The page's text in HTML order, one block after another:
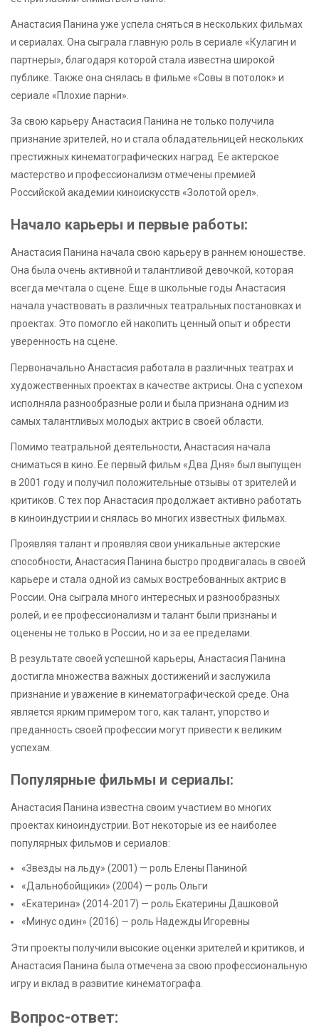
Анастасия Панина уже успела сняться в нескольких фильмах
и сериалах. Она сыграла главную роль в сериале «Кулагин и
партнеры», благодаря которой стала известна широкой
публике. Также она снялась в фильме «Совы в потолок» и
сериале «Плохие парни».
За свою карьеру Анастасия Панина не только получила
признание зрителей, но и стала обладательницей нескольких
престижных кинематографических наград. Ее актерское
мастерство и профессионализм отмечены премией
Российской академии киноискусств «Золотой орел».
Начало карьеры и первые работы:
Анастасия Панина начала свою карьеру в раннем юношестве.
Она была очень активной и талантливой девочкой, которая
всегда мечтала о сцене. Еще в школьные годы Анастасия
начала участвовать в различных театральных постановках и
проектах. Это помогло ей накопить ценный опыт и обрести
уверенность на сцене.
Первоначально Анастасия работала в различных театрах и
художественных проектах в качестве актрисы. Она с успехом
исполняла разнообразные роли и была признана одним из
самых талантливых молодых актрис в своей области.
Помимо театральной деятельности, Анастасия начала
сниматься в кино. Ее первый фильм «Два Дня» был выпущен
в 2001 году и получил положительные отзывы от зрителей и
критиков. С тех пор Анастасия продолжает активно работать
в киноиндустрии и снялась во многих известных фильмах.
Проявляя талант и проявляя свои уникальные актерские
способности, Анастасия Панина быстро продвигалась в своей
карьере и стала одной из самых востребованных актрис в
России. Она сыграла много интересных и разнообразных
ролей, и ее профессионализм и талант были признаны и
оценены не только в России, но и за ее пределами.
В результате своей успешной карьеры, Анастасия Панина
достигла множества важных достижений и заслужила
признание и уважение в кинематографической среде. Она
является ярким примером того, как талант, упорство и
преданность своей профессии могут привести к великим
успехам.
Популярные фильмы и сериалы:
Анастасия Панина известна своим участием во многих
проектах киноиндустрии. Вот некоторые из ее наиболее
популярных фильмов и сериалов:
«Звезды на льду» (2001) — роль Елены Паниной
«Дальнобойщики» (2004) — роль Ольги
«Екатерина» (2014-2017) — роль Екатерины Дашковой
«Минус один» (2016) — роль Надежды Игоревны
Эти проекты получили высокие оценки зрителей и критиков, и
Анастасия Панина была отмечена за свою профессиональную
игру и вклад в развитие кинематографа.
Вопрос-ответ: